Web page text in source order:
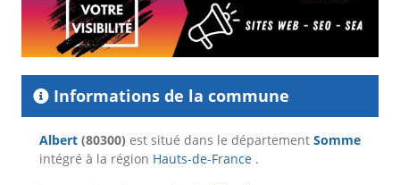
Informations de la commune
Albert (80300) est situé dans le département Somme
intégré à la région Hauts-de-France .